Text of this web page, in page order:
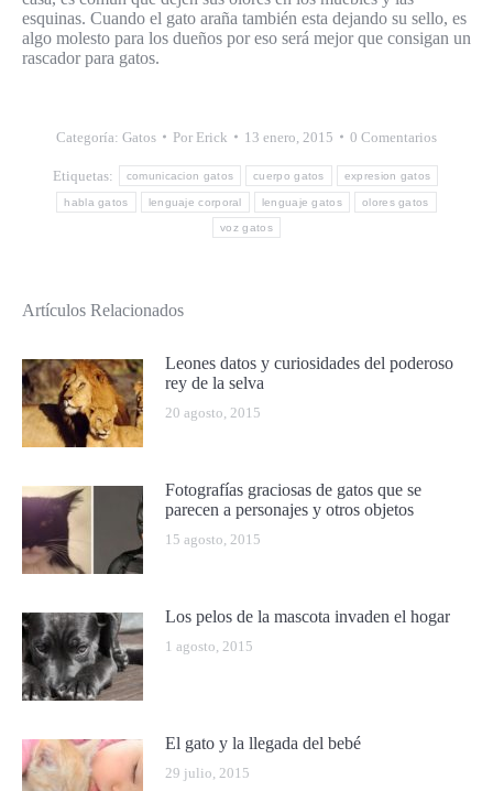
esquinas. Cuando el gato araña también esta dejando su sello, es
algo molesto para los dueños por eso será mejor que consigan un
rascador para gatos.
Categoría: Gatos Por Erick 13 enero, 2015 0 Comentarios
Etiquetas: comunicacion gatos cuerpo gatos expresion gatos
habla gatos lenguaje corporal lenguaje gatos olores gatos
voz gatos
Artículos Relacionados
Leones datos y curiosidades del poderoso
rey de la selva
20 agosto, 2015
Fotografías graciosas de gatos que se
parecen a personajes y otros objetos
15 agosto, 2015
Los pelos de la mascota invaden el hogar
1 agosto, 2015
El gato y la llegada del bebé
29 julio, 2015